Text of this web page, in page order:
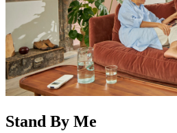
Stand By Me